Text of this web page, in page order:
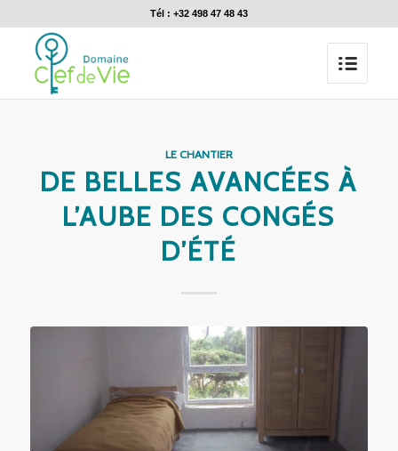
Tél : +32 498 47 48 43
LE CHANTIER
DE BELLES AVANCÉES À
L’AUBE DES CONGÉS
D’ÉTÉ